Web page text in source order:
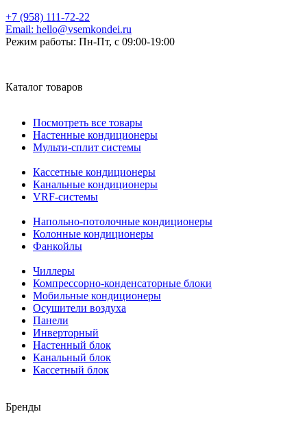
+7 (958) 111-72-22
Email: hello@vsemkondei.ru
Режим работы: Пн-Пт, с 09:00-19:00
Каталог товаров
Посмотреть все товары
Настенные кондиционеры
Мульти-сплит системы
Кассетные кондиционеры
Канальные кондиционеры
VRF-системы
Напольно-потолочные кондиционеры
Колонные кондиционеры
Фанкойлы
Чиллеры
Компрессорно-конденсаторные блоки
Мобильные кондиционеры
Осушители воздуха
Панели
Инверторный
Настенный блок
Канальный блок
Кассетный блок
Бренды